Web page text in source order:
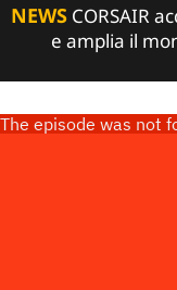
NEWSCORSAIR
e amplia il